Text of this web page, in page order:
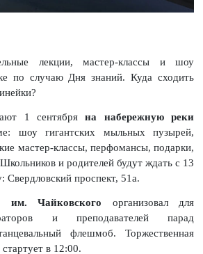
лекции, мастер-классы и шоу
по случаю Дня знаний. Куда сходить
1 сентябряна набережную реки
шоу гигантских мыльных пузырей,
мастер-классы, перфомансы, подарки,
и родителей будут ждать с 13
Свердловский проспект, 51а.
им. Чайковского организовал для
и преподавателей парад
флешмоб. Торжественная
в 12:00.